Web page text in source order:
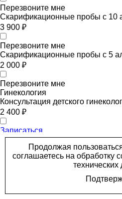
Перезвоните мне
Скарификационные пробы с 10
3 900 ₽
Перезвоните мне
Скарификационные пробы с 5
2 000 ₽
Перезвоните мне
Гинекология
Консультация детского
2 400 ₽
Записаться
Дерматология
Консультация детского
2 400 ₽
Консультация детского